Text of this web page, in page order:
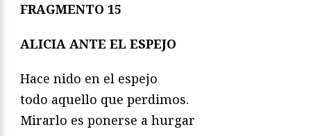
FRAGMENTO 15
ALICIA ANTE EL ESPEJO
Hace nido en el espejo
todo aquello que perdimos.
Mirarlo es ponerse a hurgar